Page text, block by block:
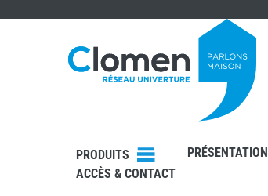
PRODUITS PRÉSENTATION
ACCÈS & CONTACT